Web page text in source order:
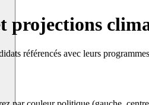
projections
référencés avec leurs